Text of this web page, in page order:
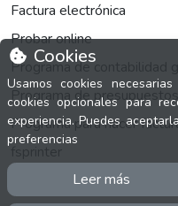
Cookies
Usamos cookies
cookies opcionales para
experiencia. Puedes
preferencias
Leer más
Factura electrónica
Probar online
Programa de contabilidad
Programa de presupuestos
Programa para hacer